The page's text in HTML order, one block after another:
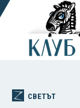
СВЕТЪТ